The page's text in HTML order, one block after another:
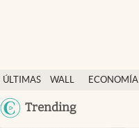
ÚLTIMAS
NOTICIAS
WALL
ECONOMÍA
Trending
Finanzas y economía
Wall Street y dólar